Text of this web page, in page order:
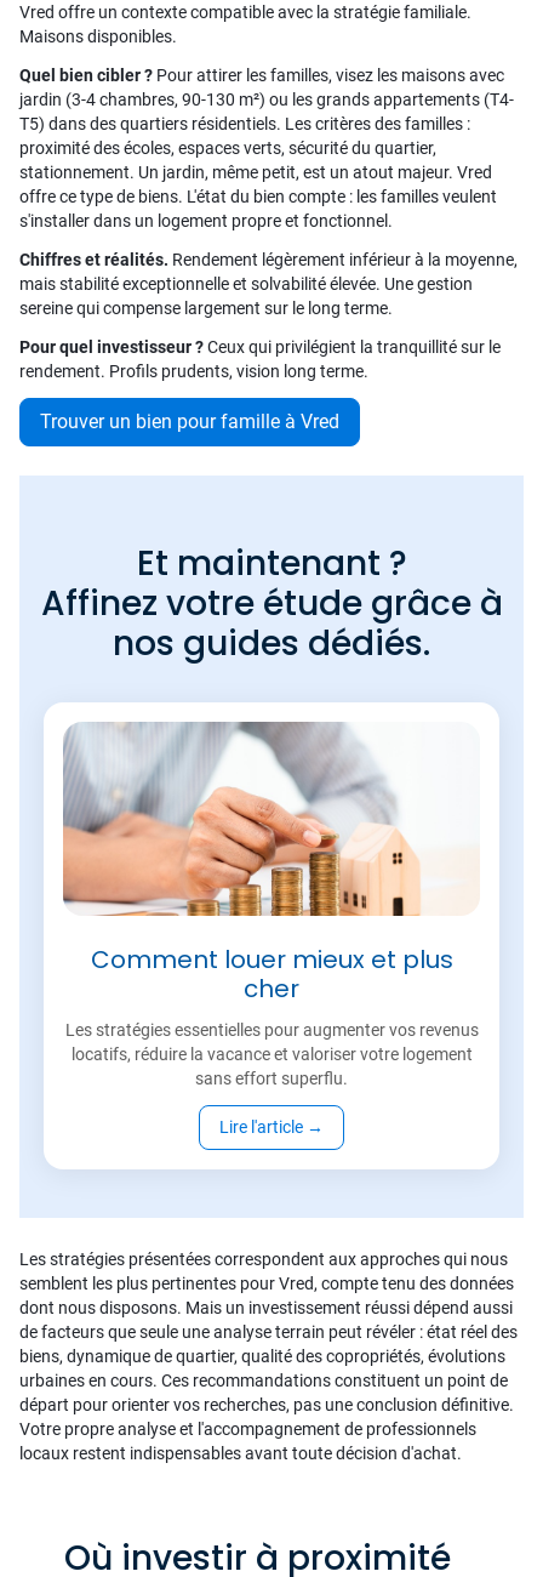
Vred offre un contexte compatible avec la stratégie familiale.
Maisons disponibles.
Quel bien cibler ? Pour attirer les familles, visez les maisons avec
jardin (3-4 chambres, 90-130 m²) ou les grands appartements (T4-
T5) dans des quartiers résidentiels. Les critères des familles :
proximité des écoles, espaces verts, sécurité du quartier,
stationnement. Un jardin, même petit, est un atout majeur. Vred
offre ce type de biens. L'état du bien compte : les familles veulent
s'installer dans un logement propre et fonctionnel.
Chiffres et réalités. Rendement légèrement inférieur à la moyenne,
mais stabilité exceptionnelle et solvabilité élevée. Une gestion
sereine qui compense largement sur le long terme.
Pour quel investisseur ?Ceux qui privilégient la tranquillité sur le
rendement. Profils prudents, vision long terme.
Trouver un bien pour famille à Vred
Et maintenant ?
Affinez votre étude grâce à
nos guides dédiés.
Comment louer mieux et plus
cher
Les stratégies essentielles pour augmenter vos revenus
locatifs, réduire la vacance et valoriser votre logement
sans effort superflu.
Lire l'article →
Les stratégies présentées correspondent aux approches qui nous
semblent les plus pertinentes pour Vred, compte tenu des données
dont nous disposons. Mais un investissement réussi dépend aussi
de facteurs que seule une analyse terrain peut révéler : état réel des
biens, dynamique de quartier, qualité des copropriétés, évolutions
urbaines en cours. Ces recommandations constituent un point de
départ pour orienter vos recherches, pas une conclusion définitive.
Votre propre analyse et l'accompagnement de professionnels
locaux restent indispensables avant toute décision d'achat.
Où investir à proximité